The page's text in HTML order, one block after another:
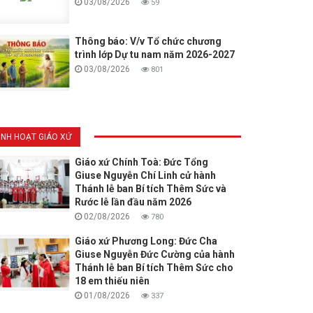
03/08/2026 59
Thông báo: V/v Tổ chức chương
trình lớp Dự tu nam năm 2026-2027
03/08/2026 801
HOẠT GIÁO XỨ
Giáo xứ Chính Toà: Đức Tổng
Giuse Nguyễn Chí Linh cử hành
Thánh lễ ban Bí tích Thêm Sức và
Rước lễ lần đầu năm 2026
02/08/2026 780
Giáo xứ Phương Long: Đức Cha
Giuse Nguyễn Đức Cường của hành
Thánh lễ ban Bí tích Thêm Sức cho
18 em thiếu niên
01/08/2026 337